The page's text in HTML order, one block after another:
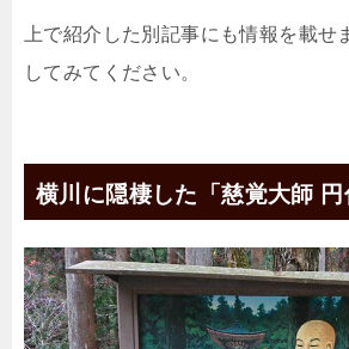
上で紹介した別記事にも情報を載せ
してみてください。
横川に隠棲した「慈覚大師 円